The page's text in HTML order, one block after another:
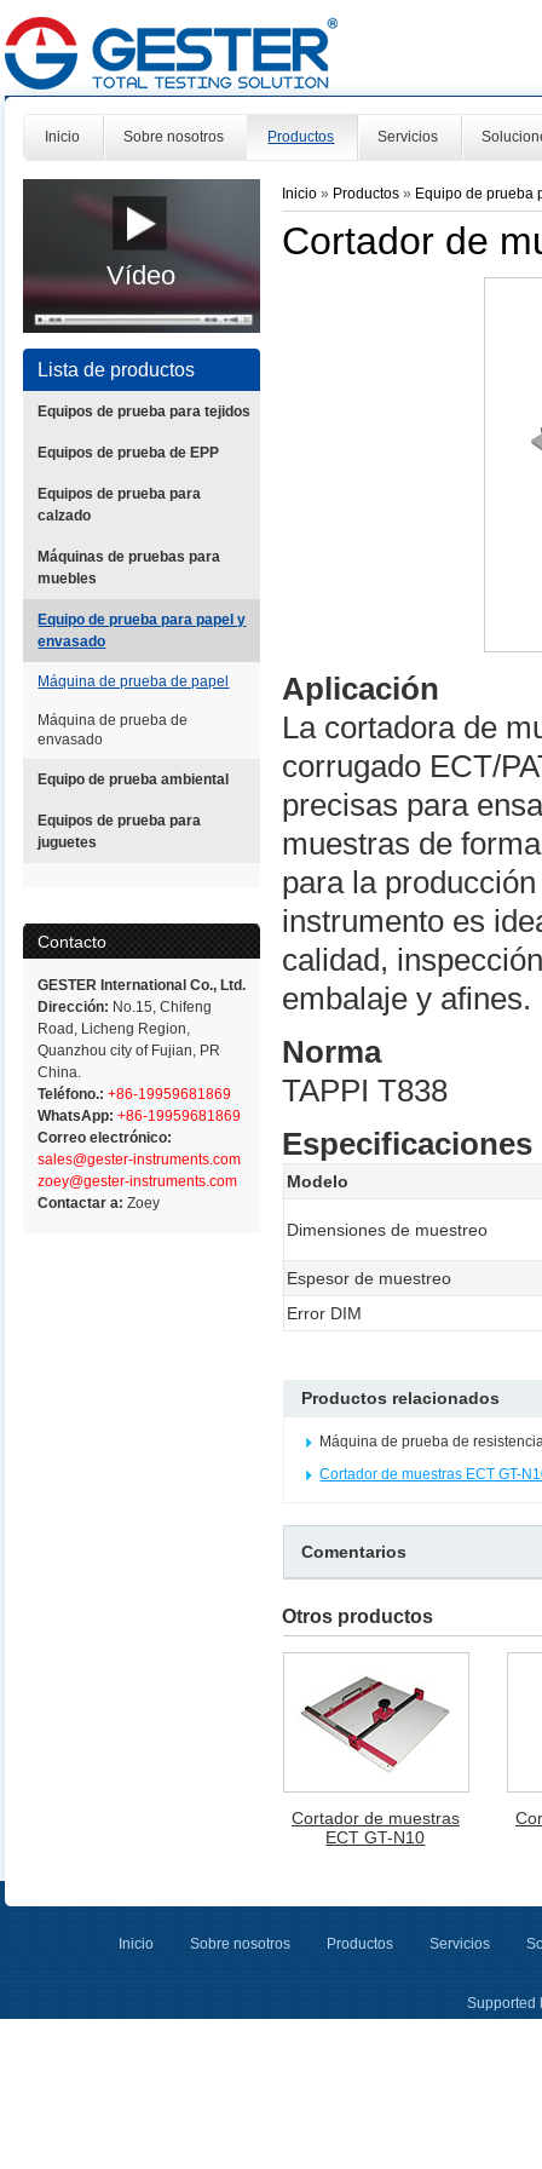
Inicio Sobre nosotros Productos Servicios
Vídeo
Lista de productos
Equipos de prueba para tejidos
Equipos de prueba de EPP
Equipos de prueba para
calzado
Máquinas de pruebas para
muebles
Equipo de prueba para papel y
envasado
Máquina de prueba de papel
Máquina de prueba de
envasado
Equipo de prueba ambiental
Equipos de prueba para
juguetes
Contacto
GESTER International Co., Ltd.
Dirección: No.15, Chifeng
Road, Licheng Region,
Quanzhou city of Fujian, PR
China.
Teléfono.: +86-19959681869
WhatsApp: +86-19959681869
Correo electrónico:
sales@gester-instruments.com
zoey@gester-instruments.com
Contactar a:Zoey
Inicio » Productos» Equipo de prueba
Cortador de
Aplicación
La cortadora de
corrugado ECT/
precisas para
muestras de
para la
instrumento es
calidad,
embalaje y afines.
Norma
TAPPI T838
Especificaciones
Modelo
Dimensiones de muestreo
Espesor de muestreo
Error DIM
Productos relacionados
Máquina de prueba de
Cortador de muestras ECT GT-
Comentarios
Otros productos
Cortador de muestras
ECT GT-N10
Inicio Sobre nosotros Productos Servicios
Supported